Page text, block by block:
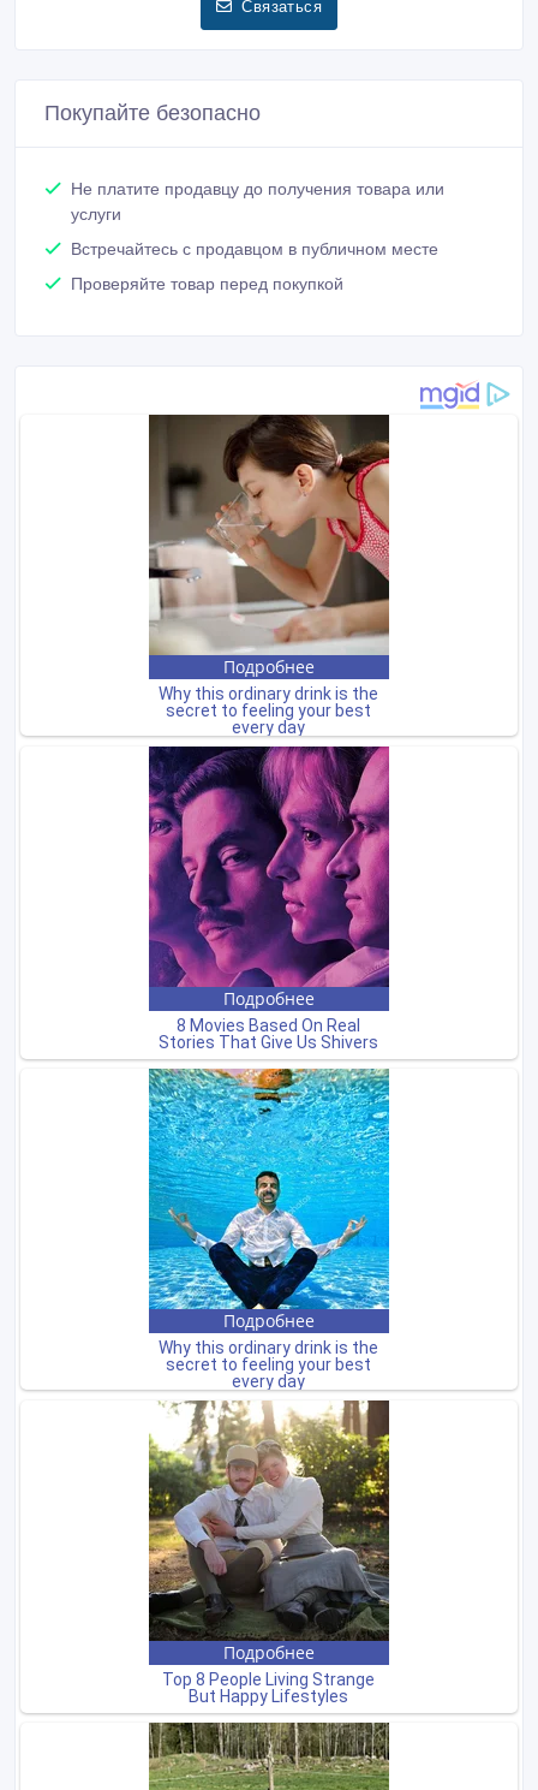
Связаться
Покупайте безопасно
Не платите продавцу до получения товара или
услуги
Встречайтесь с продавцом в публичном месте
Проверяйте товар перед покупкой